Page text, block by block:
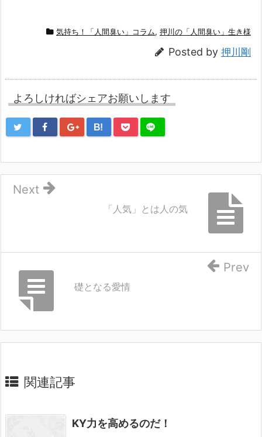
気持ち！「人間臭い」コラム, 押川の「人間臭い」生き様
Posted by 押川剛
よろしければシェアお願いします
B!
「人気」とは人の気
Next
礎となる愛情
Prev
関連記事
KY力を高めるのだ！